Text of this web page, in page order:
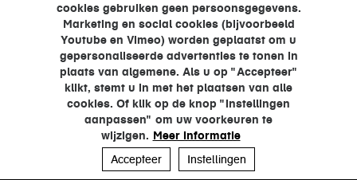
cookies gebruiken geen persoonsgegevens.
Marketing en social cookies (bijvoorbeeld
Youtube en Vimeo) worden geplaatst om u
gepersonaliseerde advertenties te tonen in
plaats van algemene. Als u op "Accepteer"
klikt, stemt u in met het plaatsen van alle
cookies. Of klik op de knop "Instellingen
aanpassen" om uw voorkeuren te
wijzigen. Meer informatie
Accepteer
Instellingen